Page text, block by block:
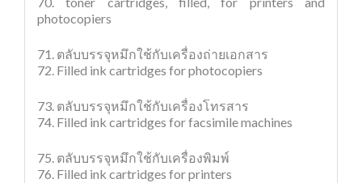
photocopiers
71. ตลับบรรจุหมึกใช้กับเครื่องถ่ายเอกสาร
72. Filled ink cartridges for photocopiers
73. ตลับบรรจุหมึกใช้กับเครื่องโทรสาร
74. Filled ink cartridges for facsimile machines
75. ตลับบรรจุหมึกใช้กับเครื่องพิมพ์
76. Filled ink cartridges for printers